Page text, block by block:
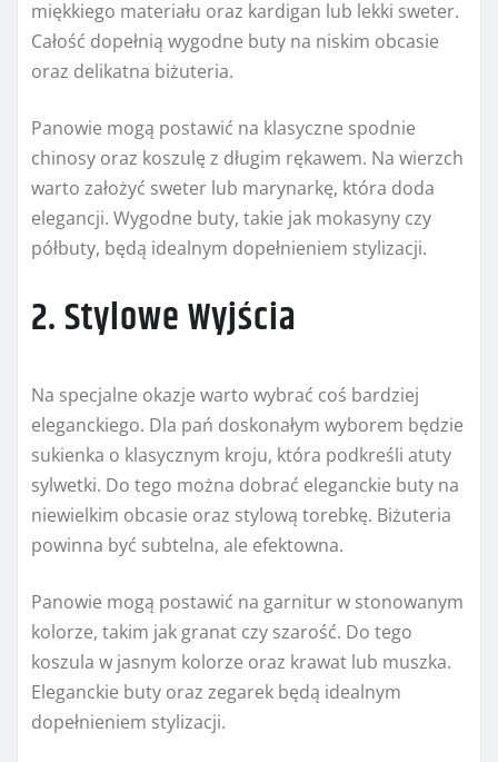
miękkiego materiału oraz kardigan lub lekki sweter.
Całość dopełnią wygodne buty na niskim obcasie
oraz delikatna biżuteria.
Panowie mogą postawić na klasyczne spodnie
chinosy oraz koszulę z długim rękawem. Na wierzch
warto założyć sweter lub marynarkę, która doda
elegancji. Wygodne buty, takie jak mokasyny czy
półbuty, będą idealnym dopełnieniem stylizacji.
2. Stylowe Wyjścia
Na specjalne okazje warto wybrać coś bardziej
eleganckiego. Dla pań doskonałym wyborem będzie
sukienka o klasycznym kroju, która podkreśli atuty
sylwetki. Do tego można dobrać eleganckie buty na
niewielkim obcasie oraz stylową torebkę. Biżuteria
powinna być subtelna, ale efektowna.
Panowie mogą postawić na garnitur w stonowanym
kolorze, takim jak granat czy szarość. Do tego
koszula w jasnym kolorze oraz krawat lub muszka.
Eleganckie buty oraz zegarek będą idealnym
dopełnieniem stylizacji.